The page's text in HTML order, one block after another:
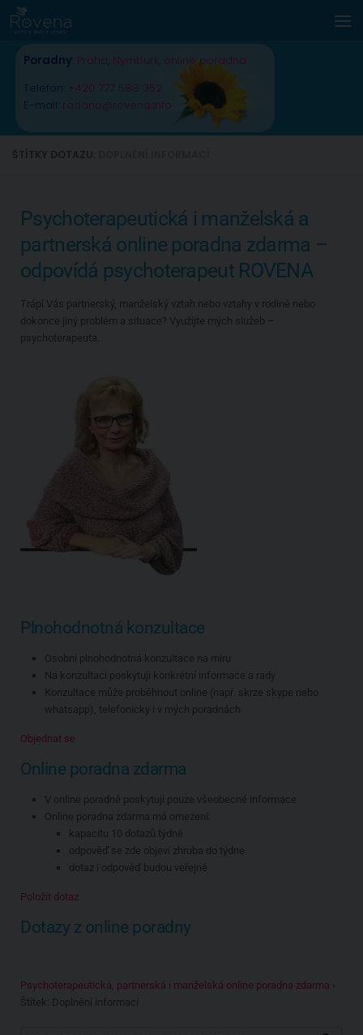
Skip to content
Poradny Praha Nymburk online poradna
Telefon: +420 777 588 352
E-mail: radana@rovena.info
Psychoterapeutická i manželská a
partnerská online poradna zdarma –
odpovídá psychoterapeut ROVENA
Trápí Vás partnerský, manželský vztah nebo vztahy v rodině nebo
dokonce jiný problém a situace? Využijte mých služeb –
psychoterapeuta.
Plnohodnotná konzultace
Osobní plnohodnotná konzultace na míru
Na konzultaci poskytuji konkrétní informace a rady
Konzultace může proběhnout online (např. skrze skype nebo
whatsapp), telefonicky i v mých poradnách
Objednat se
Online poradna zdarma
V online poradně poskytuji pouze všeobecné informace
Online poradna zdarma má omezení:
kapacitu 10 dotazů týdně
odpověď se zde objeví zhruba do týdne
dotaz i odpověď budou veřejné
Položit dotaz
Dotazy z online poradny
Psychoterapeutická, partnerská i manželská online poradna zdarma ›
Štítek: Doplnění informací